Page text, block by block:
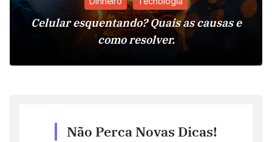
Celular esquentando? Quais as causas e
como resolver.
Não Perca Novas Dicas!